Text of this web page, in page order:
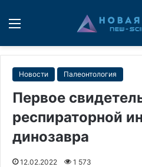
Новости Палеонтология
Первое
респираторной
динозавра
12.02.2022 1 573